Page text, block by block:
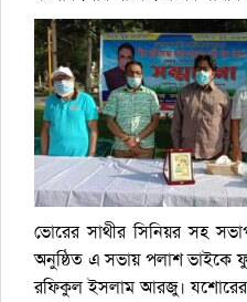
ভোরের সাথীর সিনিয়র সহ
অনুষ্ঠিত এ সভায় পলাশ ভাইকে
রফিকুল ইসলাম আরজু। যশোরের